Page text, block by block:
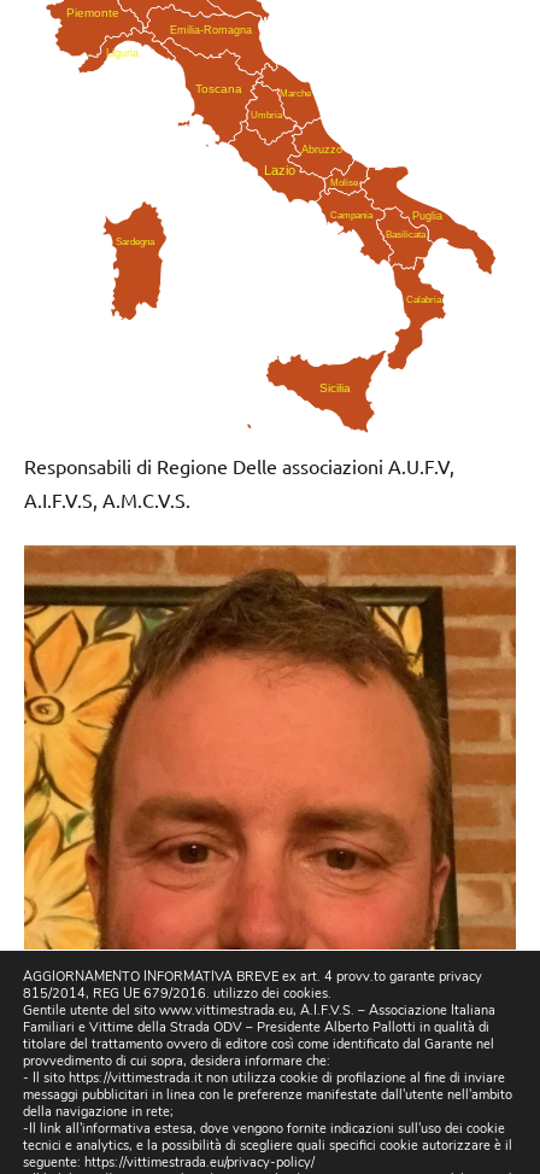
Abruzzo
Puglia
Basilicata
Calabria
Campania
Emilia-Romagna
Lazio
Liguria
Marche
Molise
Piemonte
Sardegna
Sicilia
Toscana
Umbria
Responsabili di Regione Delle associazioni A.U.F.V,
A.I.F.V.S, A.M.C.V.S.
AGGIORNAMENTO INFORMATIVA BREVE ex art. 4 provv.to garante privacy
815/2014, REG UE 679/2016. utilizzo dei cookies.
Gentile utente del sito www.vittimestrada.eu, A.I.F.V.S. – Associazione Italiana
Familiari e Vittime della Strada ODV – Presidente Alberto Pallotti in qualità di
titolare del trattamento ovvero di editore così come identificato dal Garante nel
provvedimento di cui sopra, desidera informare che:
- Il sito https://vittimestrada.it non utilizza cookie di profilazione al fine di inviare
messaggi pubblicitari in linea con le preferenze manifestate dall'utente nell'ambito
della navigazione in rete;
-Il link all'informativa estesa, dove vengono fornite indicazioni sull'uso dei cookie
tecnici e analytics, e la possibilità di scegliere quali specifici cookie autorizzare è il
seguente: https://vittimestrada.eu/privacy-policy/